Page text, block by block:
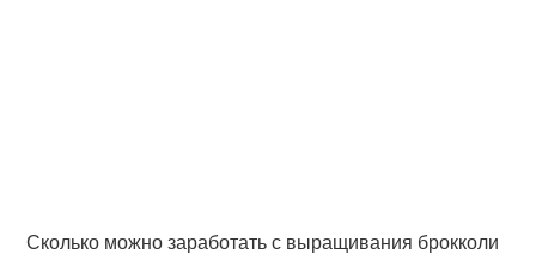
Сколько можно заработать с выращивания брокколи